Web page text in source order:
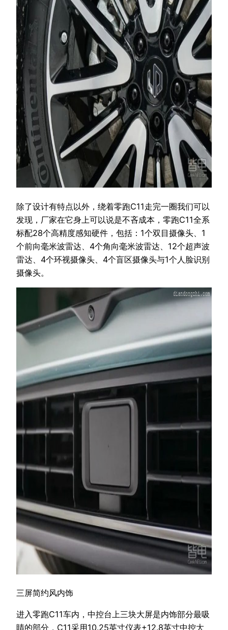
除了设计有特点以外，绕着零跑C11走完一圈我们可以
发现，厂家在它身上可以说是不吝成本，零跑C11全系
标配28个高精度感知硬件，包括：1个双目摄像头、1
个前向毫米波雷达、4个角向毫米波雷达、12个超声波
雷达、4个环视摄像头、4个盲区摄像头与1个人脸识别
摄像头。
三屏简约风内饰
进入零跑C11车内，中控台上三块大屏是内饰部分最吸
睛的部分，C11采用10.25英寸仪表+12.8英寸中控大